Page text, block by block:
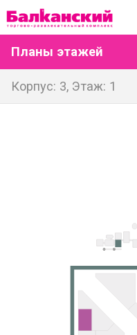
Планы этажей
Корпус: 3, Этаж: 1